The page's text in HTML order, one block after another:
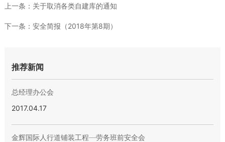
上一条： 关于取消各类自建库的通知
下一条： 安全简报（2018年第8期）
推荐新闻
总经理办公会
2017.04.17
金辉国际人行道铺装工程—劳务班前安全会